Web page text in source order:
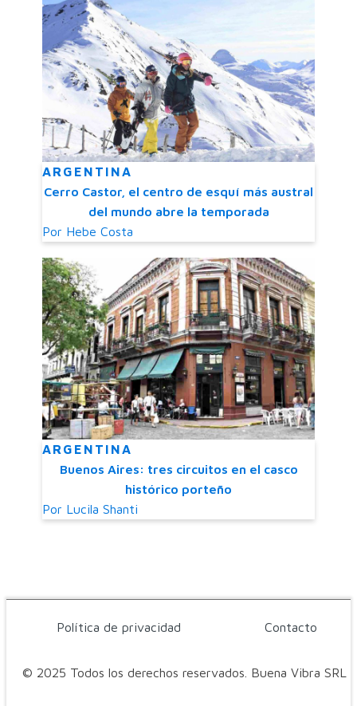
ARGENTINA
Cerro Castor, el centro de esquí más austral
del mundo abre la temporada
Por Hebe Costa
ARGENTINA
Buenos Aires: tres circuitos en el casco
histórico porteño
Por Lucila Shanti
© 2025 Todos los derechos reservados. Buena Vibra SRL
Política de privacidad Contacto